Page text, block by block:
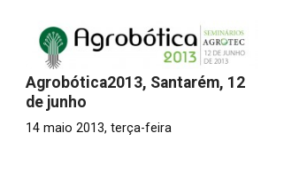
Agrobótica2013, Santarém, 12
de junho
14 maio 2013, terça-feira